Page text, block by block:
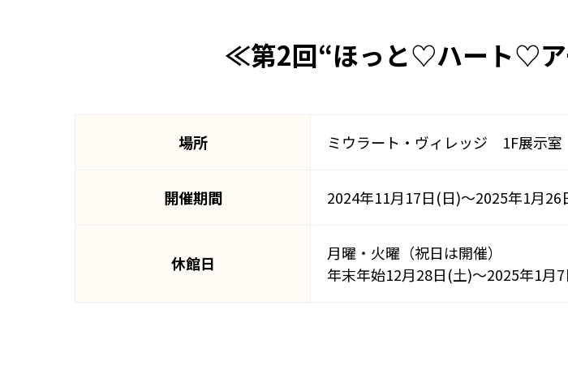
≪第2回“ほっと♡ハート♡
場所 ミウラート・ヴィレッジ 1F展示室
開催期間 2024年11月17日(日)～2025年1月26
休館日
月曜・火曜（祝日は開催）
年末年始12月28日(土)～2025年1月